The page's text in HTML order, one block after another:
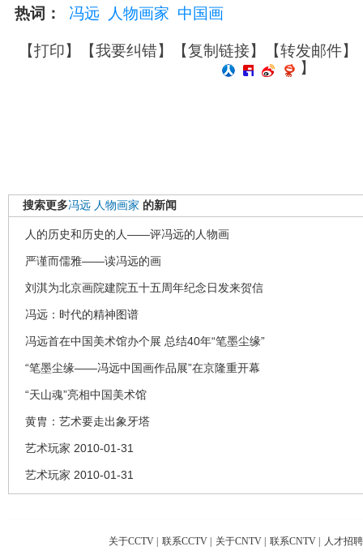
热词： 冯远 人物画家 中国画
【打印】【我要纠错】【复制链接】【转发邮件】
】
搜索更多冯远 人物画家 的新闻
人的历史和历史的人——评冯远的人物画
严谨而儒雅——读冯远的画
刘淇为北京画院建院五十五周年纪念日发来贺信
冯远：时代的精神图谱
冯远首在中国美术馆办个展 总结40年“笔墨尘缘”
“笔墨尘缘——冯远中国画作品展”在京隆重开幕
“天山魂”亮相中国美术馆
黄胄：艺术要走出象牙塔
艺术玩家 2010-01-31
艺术玩家 2010-01-31
关于CCTV | 联系CCTV | 关于CNTV | 联系CNTV | 人才招聘